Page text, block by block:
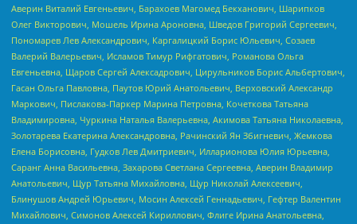
Аверин Виталий Евгеньевич, Барахоев Магомед Бекханович, Шарипков
Олег Викторович, Мошель Ирина Ароновна, Шведов Григорий Сергеевич,
Пономарев Лев Александрович, Каргалицкий Борис Юльевич, Созаев
Валерий Валерьевич, Исламов Тимур Рифгатович, Романова Ольга
Евгеньевна, Щаров Сергей Алексадрович, Цирульников Борис Альбертович,
Гасан Ольга Павловна, Паутов Юрий Анатольевич, Верховский Александр
Маркович, Пислакова-Паркер Марина Петровна, Кочеткова Татьяна
Владимировна, Чуркина Наталья Валерьевна, Акимова Татьяна Николаевна,
Золотарева Екатерина Александровна, Рачинский Ян Збигневич, Жемкова
Елена Борисовна, Гудков Лев Дмитриевич, Илларионова Юлия Юрьевна,
Саранг Анна Васильевна, Захарова Светлана Сергеевна, Аверин Владимир
Анатольевич, Щур Татьяна Михайловна, Щур Николай Алексеевич,
Блинушов Андрей Юрьевич, Мосин Алексей Геннадьевич, Гефтер Валентин
Михайлович, Симонов Алексей Кириллович, Флиге Ирина Анатольевна,